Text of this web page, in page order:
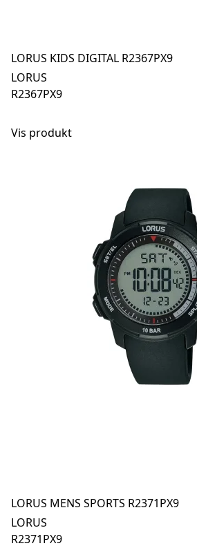
LORUS KIDS DIGITAL R2367PX9
LORUS
R2367PX9
Vis produkt
LORUS MENS SPORTS R2371PX9
LORUS
R2371PX9